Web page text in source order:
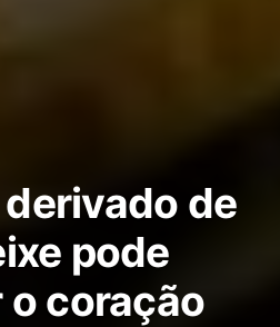
de
pode
coração